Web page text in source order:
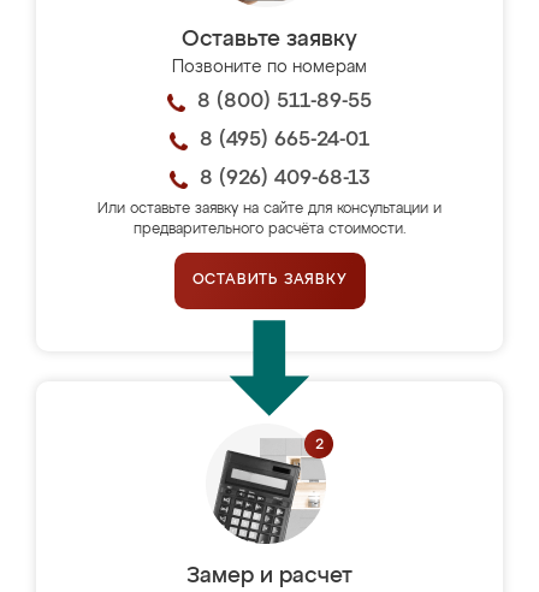
Оставьте заявку
Позвоните по номерам
8 (800) 511-89-55
8 (495) 665-24-01
8 (926) 409-68-13
Или оставьте заявку на сайте для консультации и
предварительного расчёта стоимости.
ОСТАВИТЬ ЗАЯВКУ
Замер и расчет